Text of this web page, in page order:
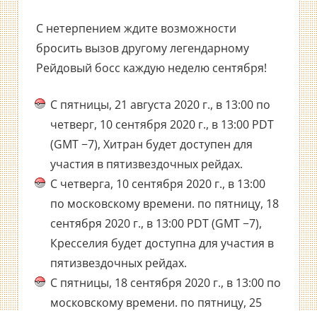
С нетерпением ждите возможности
бросить вызов другому легендарному
Рейдовый босс каждую неделю сентября!
С пятницы, 21 августа 2020 г., в 13:00 по
четверг, 10 сентября 2020 г., в 13:00 PDT
(GMT −7), Хитран будет доступен для
участия в пятизвездочных рейдах.
С четверга, 10 сентября 2020 г., в 13:00
по московскому времени. по пятницу, 18
сентября 2020 г., в 13:00 PDT (GMT −7),
Кресселия будет доступна для участия в
пятизвездочных рейдах.
С пятницы, 18 сентября 2020 г., в 13:00 по
московскому времени. по пятницу, 25